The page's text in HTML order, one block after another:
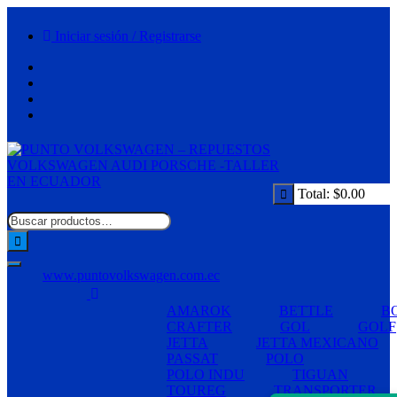
contenido
Iniciar sesión / Registrarse
Total: $0.00
www.puntovolkswagen.com.ec
AMAROK BETTLE
CRAFTER
GOL
GOLF
JETTA
JETTA MEXICANO
PASSAT
POLO
POLO INDU
TIGUAN
TOUREG
TRANSPORTER